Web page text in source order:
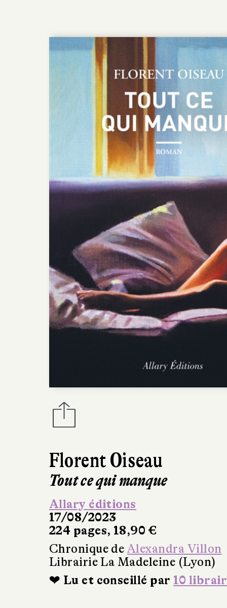
Florent Oiseau
Tout ce qui manque
Allary éditions
17/08/2023
224 pages, 18,90 €
Chronique de Alexandra Villon
Librairie La Madeleine (Lyon)
❤ Lu et conseillé par 10